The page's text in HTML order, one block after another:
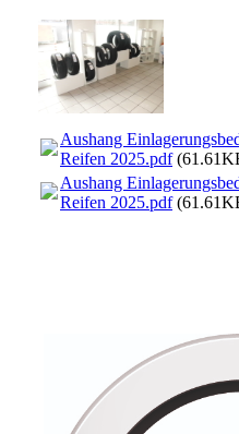
Aushang
Reifen 2025.pdf
Aushang
Reifen 2025.pdf